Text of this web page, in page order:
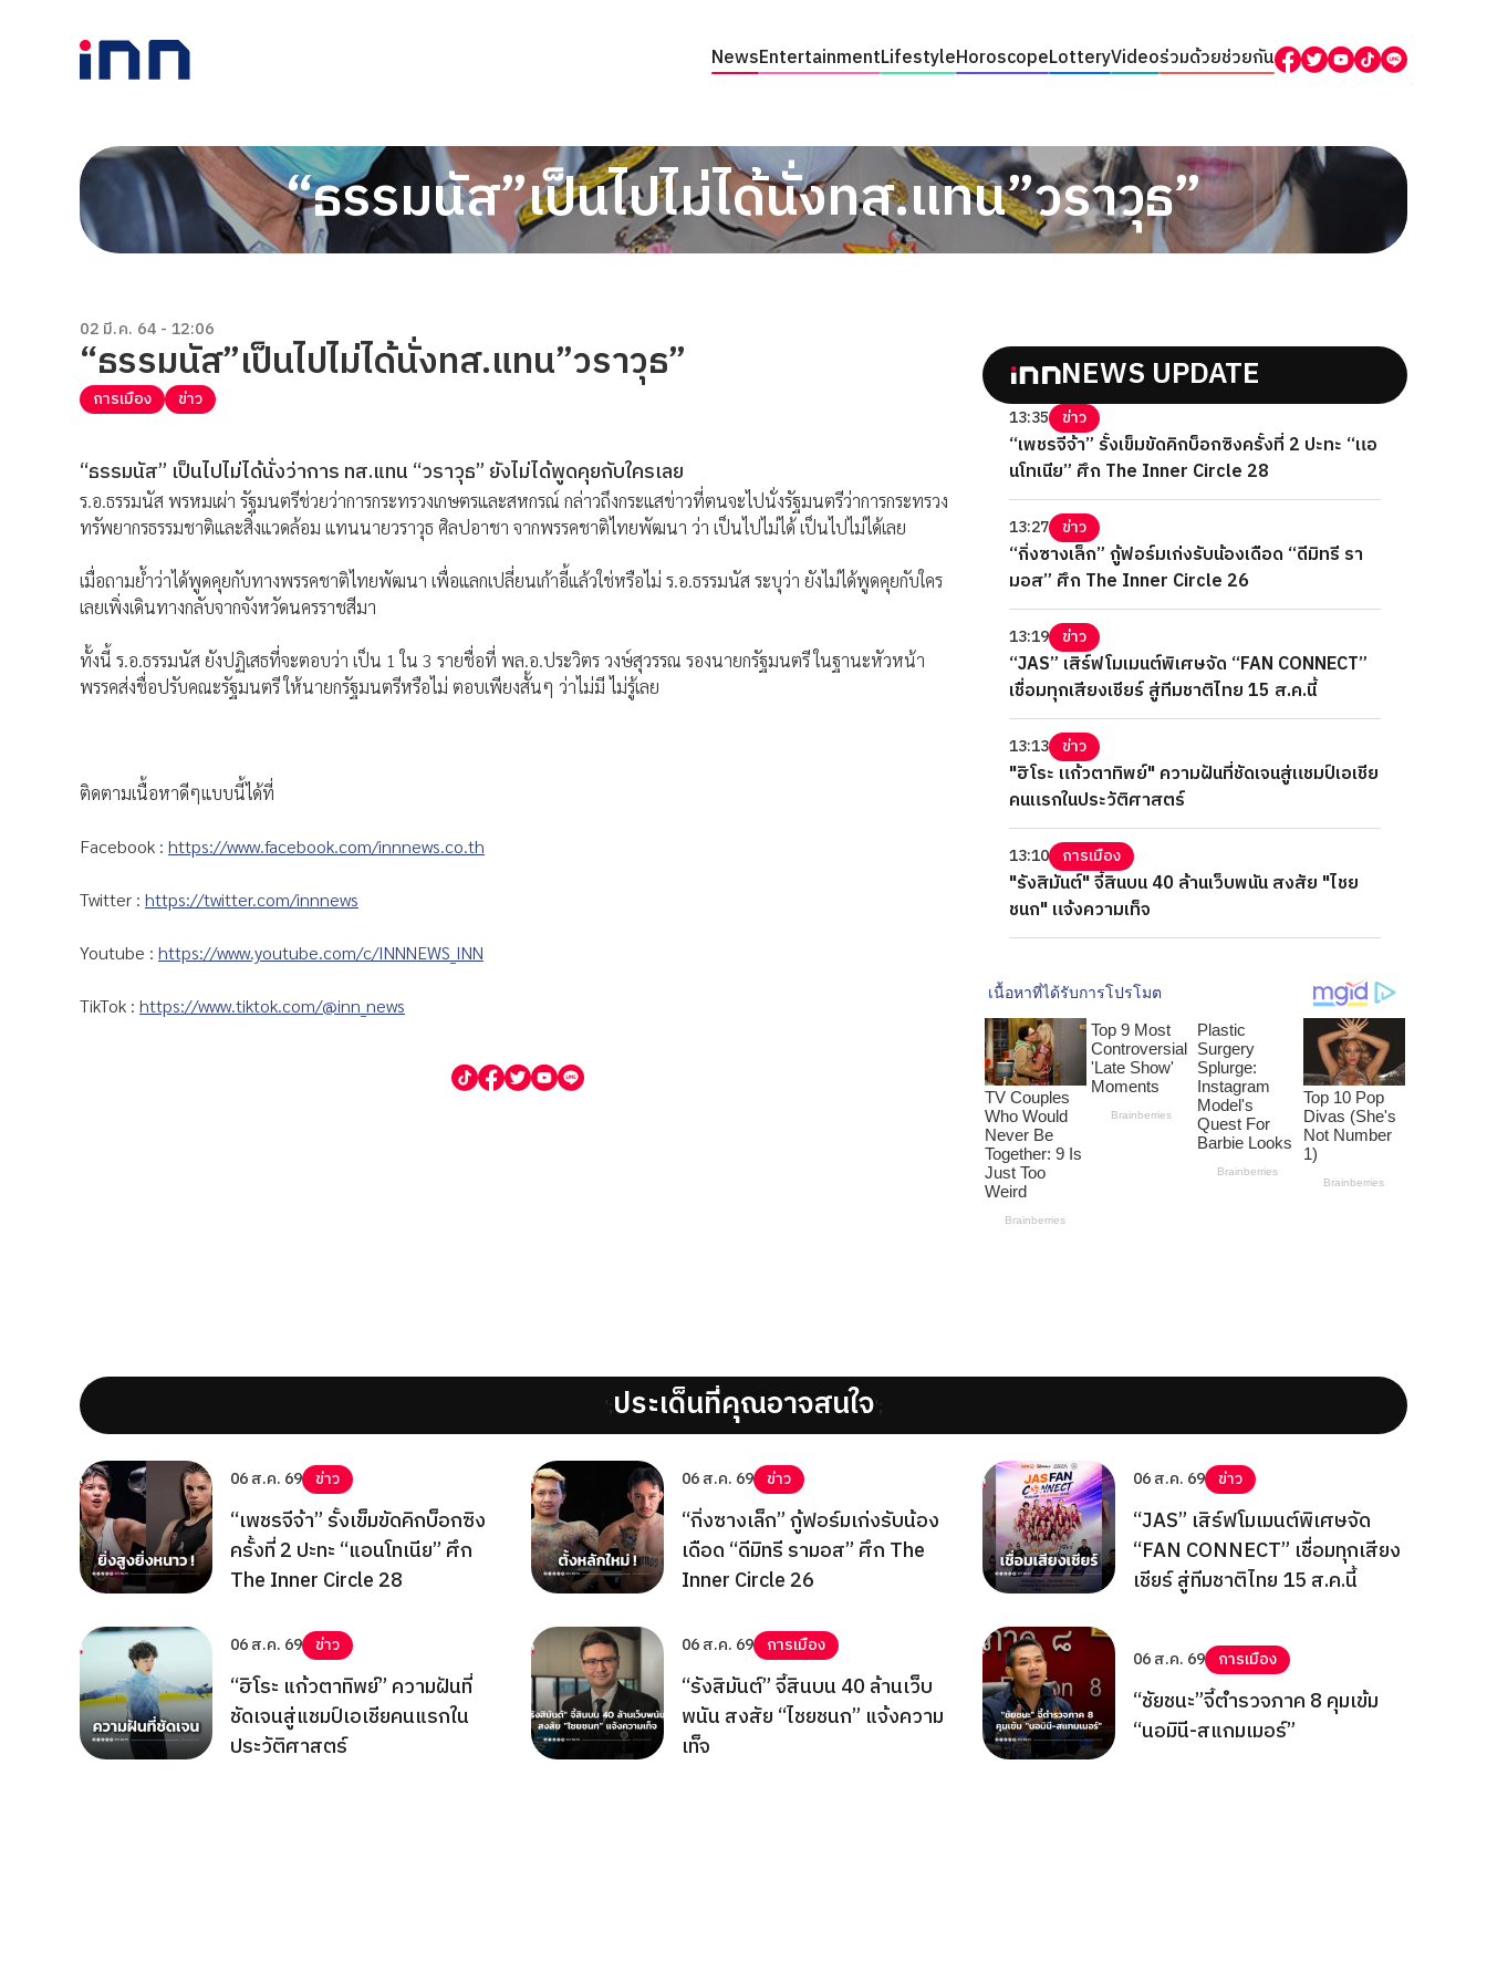
NewsEntertainmentLifestyleHoroscopeLotteryVideoร่วมด้วยช่วยกัน
“ธรรมนัส”เป็นไปไม่ได้นั่งทส.แทน”วราวุธ”
02 มี.ค. 64 - 12:06
“ธรรมนัส”เป็นไปไม่ได้นั่งทส.แทน”วราวุธ”
การเมือง ข่าว
“ธรรมนัส” เป็นไปไม่ได้นั่งว่าการ ทส.แทน “วราวุธ” ยังไม่ได้พูดคุยกับใครเลย
ร.อ.ธรรมนัส พรหมเผ่า รัฐมนตรีช่วยว่าการกระทรวงเกษตรและสหกรณ์ กล่าวถึงกระแสข่าวที่ตนจะไปนั่งรัฐมนตรีว่าการกระทรวง
ทรัพยากรธรรมชาติและสิ่งแวดล้อม แทนนายวราวุธ ศิลปอาชา จากพรรคชาติไทยพัฒนา ว่า เป็นไปไม่ได้ เป็นไปไม่ได้เลย
เมื่อถามย้ำว่าได้พูดคุยกับทางพรรคชาติไทยพัฒนา เพื่อแลกเปลี่ยนเก้าอี้แล้วใช่หรือไม่ ร.อ.ธรรมนัส ระบุว่า ยังไม่ได้พูดคุยกับใคร
เลยเพิ่งเดินทางกลับจากจังหวัดนครราชสีมา
ทั้งนี้ ร.อ.ธรรมนัส ยังปฏิเสธที่จะตอบว่า เป็น 1 ใน 3 รายชื่อที่ พล.อ.ประวิตร วงษ์สุวรรณ รองนายกรัฐมนตรี ในฐานะหัวหน้า
พรรคส่งชื่อปรับคณะรัฐมนตรี ให้นายกรัฐมนตรีหรือไม่ ตอบเพียงสั้นๆ ว่าไม่มี ไม่รู้เลย
ติดตามเนื้อหาดีๆแบบนี้ได้ที่
Facebook : https://www.facebook.com/innnews.co.th
Twitter : https://twitter.com/innnews
Youtube : https://www.youtube.com/c/INNNEWS_INN
TikTok : https://www.tiktok.com/@inn_news
NEWS UPDATE
13:35 ข่าว
“เพชรจีจ้า” รั้งเข็มขัดคิกบ็อกซิงครั้งที่ 2 ปะทะ “แอ
นโทเนีย” ศึก The Inner Circle 28
13:27 ข่าว
“กิ่งซางเล็ก” กู้ฟอร์มเก่งรับน้องเดือด “ดีมิทรี รา
มอส” ศึก The Inner Circle 26
13:19 ข่าว
“JAS” เสิร์ฟโมเมนต์พิเศษจัด “FAN CONNECT”
เชื่อมทุกเสียงเชียร์ สู่ทีมชาติไทย 15 ส.ค.นี้
13:13 ข่าว
"ฮิโระ แก้วตาทิพย์" ความฝันที่ชัดเจนสู่แชมป์เอเชีย
คนแรกในประวัติศาสตร์
13:10 การเมือง
"รังสิมันต์" จี้สินบน 40 ล้านเว็บพนัน สงสัย "ไชย
ชนก" แจ้งความเท็จ
';ประเด็นที่คุณอาจสนใจ';
06 ส.ค. 69 ข่าว
“เพชรจีจ้า” รั้งเข็มขัดคิกบ็อกซิง
ครั้งที่ 2 ปะทะ “แอนโทเนีย” ศึก
The Inner Circle 28
06 ส.ค. 69 ข่าว
“กิ่งซางเล็ก” กู้ฟอร์มเก่งรับน้อง
เดือด “ดีมิทรี รามอส” ศึก The
Inner Circle 26
06 ส.ค. 69 ข่าว
“JAS” เสิร์ฟโมเมนต์พิเศษจัด
“FAN CONNECT” เชื่อมทุกเสียง
เชียร์ สู่ทีมชาติไทย 15 ส.ค.นี้
06 ส.ค. 69 ข่าว
“ฮิโระ แก้วตาทิพย์” ความฝันที่
ชัดเจนสู่แชมป์เอเชียคนแรกใน
ประวัติศาสตร์
06 ส.ค. 69 การเมือง
“รังสิมันต์” จี้สินบน 40 ล้านเว็บ
พนัน สงสัย “ไชยชนก” แจ้งความ
เท็จ
06 ส.ค. 69 การเมือง
“ชัยชนะ”จี้ตำรวจภาค 8 คุมเข้ม
“นอมินี-สแกมเมอร์”